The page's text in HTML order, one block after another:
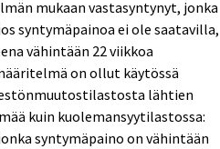
mukaan vastasyntynyt, jonka
syntymäpainoa ei ole saatavilla,
vähintään 22 viikkoa
on ollut käytössä
lähtien
kuin kuolemansyytilastossa:
syntymäpaino on vähintään